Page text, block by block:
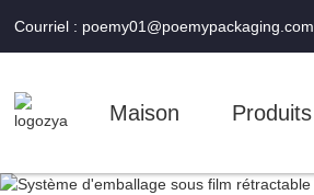
Courriel : poemy01@poemypackaging.com
Maison Produits